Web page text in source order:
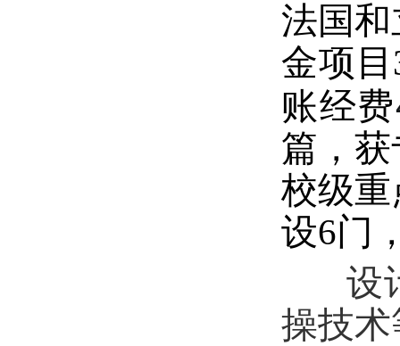
法国
金项目
账经费
篇 ，获
校级
设6门
设计
操技